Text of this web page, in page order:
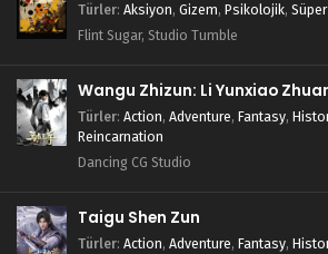
Türler: Aksiyon, Gizem, Psikolojik,
Flint Sugar, Studio Tumble
Wangu Zhizun: Li Yunxiao
Türler: Action, Adventure, Fantasy,
Reincarnation
Dancing CG Studio
Taigu Shen Zun
Türler: Action, Adventure, Fantasy,